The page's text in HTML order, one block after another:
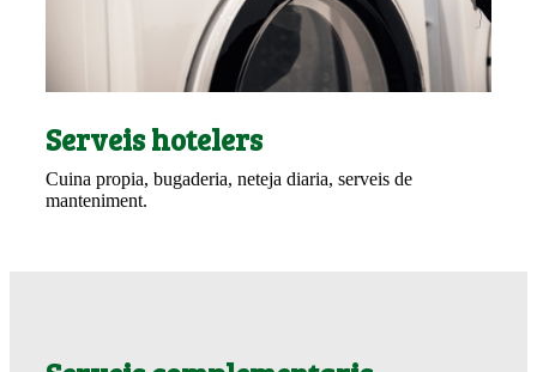
Serveis hotelers
Cuina propia, bugaderia, neteja diaria, serveis de
manteniment.